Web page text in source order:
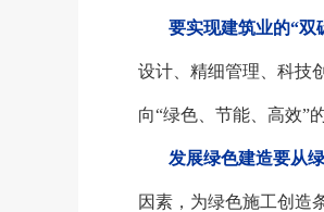
要实现建筑业的“双
设计、精细管理、科技
向“绿色、节能、高效”
发展绿色建造要从
因素，为绿色施工创造